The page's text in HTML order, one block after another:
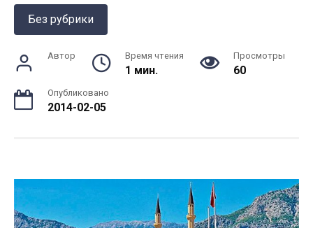
Без рубрики
Автор Время чтения
1 мин.
Просмотры
60
Опубликовано
2014-02-05